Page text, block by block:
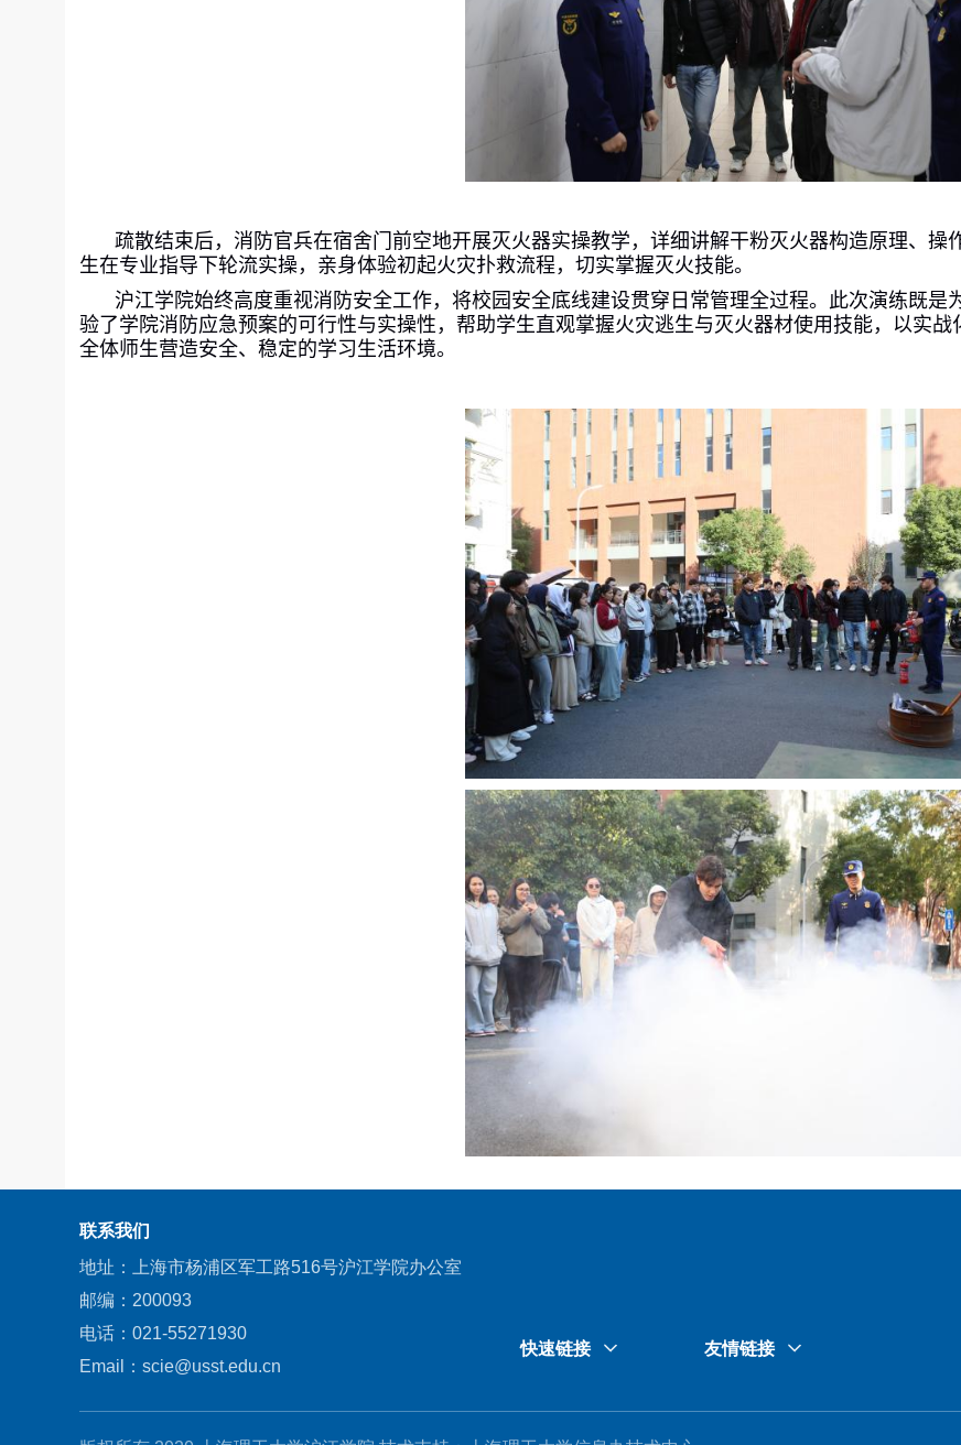
疏散结束后，消防官兵在宿舍门前空地开展灭火器实操教学，详细讲解干粉灭火器构造原理、
生在专业指导下轮流实操，亲身体验初起火灾扑救流程，切实掌握灭火技能。
沪江学院始终高度重视消防安全工作，将校园安全底线建设贯穿日常管理全过程。此次演练既
验了学院消防应急预案的可行性与实操性，帮助学生直观掌握火灾逃生与灭火器材使用技能，以实
全体师生营造安全、稳定的学习生活环境。
联系我们
地址：上海市杨浦区军工路516号沪江学院办公室
邮编：200093
电话：021-55271930
Email：scie@usst.edu.cn
快速链接 友情链接